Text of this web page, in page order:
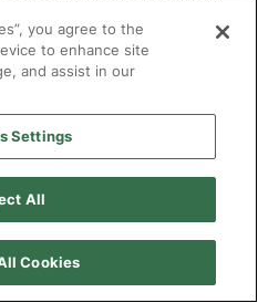
Aktiebolag, Sverige
you agree to the
to enhance site
and assist in our
Settings
All
Cookies